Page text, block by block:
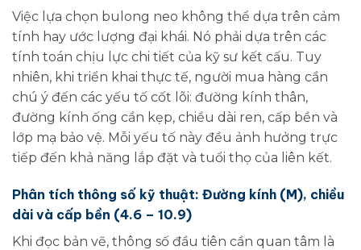
Việc lựa chọn bulong neo không thể dựa trên cảm
tính hay ước lượng đại khái. Nó phải dựa trên các
tính toán chịu lực chi tiết của kỹ sư kết cấu. Tuy
nhiên, khi triển khai thực tế, người mua hàng cần
chú ý đến các yếu tố cốt lõi: đường kính thân,
đường kính ống cần kẹp, chiều dài ren, cấp bền và
lớp mạ bảo vệ. Mỗi yếu tố này đều ảnh hưởng trực
tiếp đến khả năng lắp đặt và tuổi thọ của liên kết.
Phân tích thông số kỹ thuật: Đường kính (M), chiều
dài và cấp bền (4.6 – 10.9)
Khi đọc bản vẽ, thông số đầu tiên cần quan tâm là